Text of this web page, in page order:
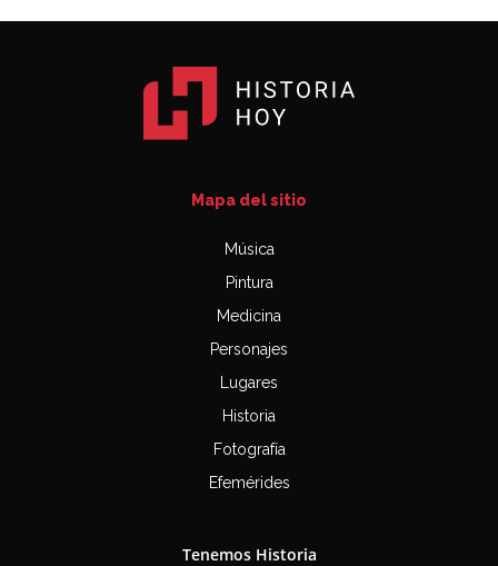
Mapa del sitio
Música
Pintura
Medicina
Personajes
Lugares
Historia
Fotografía
Efemérides
Tenemos Historia